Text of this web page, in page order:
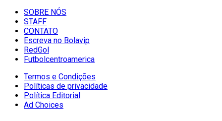
SOBRE NÓS
STAFF
CONTATO
Escreva no Bolavip
RedGol
Futbolcentroamerica
Termos e Condições
Políticas de privacidade
Política Editorial
Ad Choices